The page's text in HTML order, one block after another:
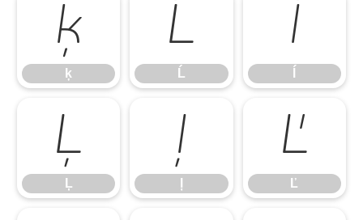
ķ
ķ
Ĺ
Ĺ
ĺ
Ļ
Ļ
ļ Ľ
Ľ